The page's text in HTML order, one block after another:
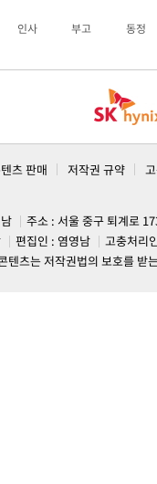
인사 부고 동정
츠 판매 저작권 규약
주소 : 서울 중구 퇴계로
편집인 : 염영남
고충처리
텐츠는 저작권법의 보호를